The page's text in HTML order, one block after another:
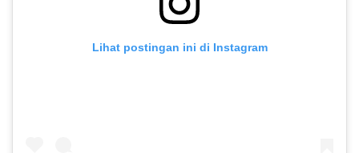
Lihat postingan ini di Instagram